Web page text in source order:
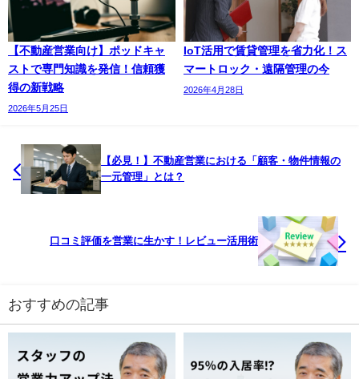
【不動産営業向け】ポッドキャ
ストで専門知識を発信！信頼獲
得の新戦略
2026年5月25日
IoT活用で賃貸管理を省力化！ス
マートロック・遠隔管理の今
2026年4月28日
【必見！】不動産営業における「顧客・物件情報の
一元管理」とは？
口コミ評価を営業に生かす！レビュー活用術
おすすめの記事